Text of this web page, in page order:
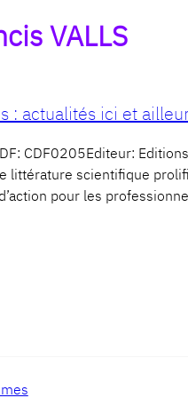
VALLS
: actualités ici et
CDF0205Editeur:
littérature scientifique
pour les